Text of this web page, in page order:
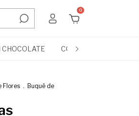
0
CHOCOLATE COMPLEMENTOS
Flores . Buquê de